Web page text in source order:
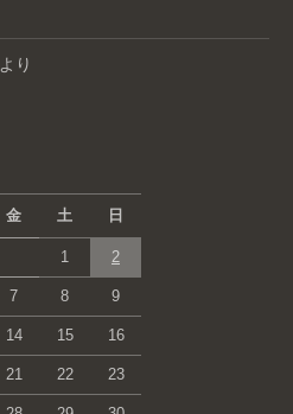
より
金 土 日
1 2
7 8 9
14 15 16
21 22 23